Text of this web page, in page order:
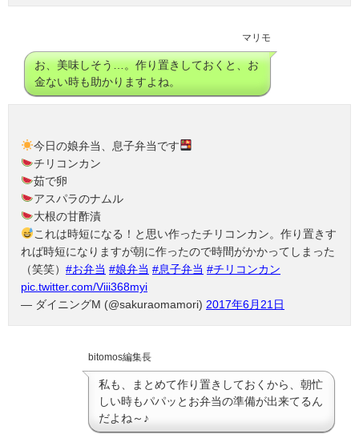
マリモ
お、美味しそう…。作り置きしておくと、お
金ない時も助かりますよね。
今日の娘弁当、息子弁当です
チリコンカン
茹で卵
アスパラのナムル
大根の甘酢漬
これは時短になる！と思い作ったチリコンカン。作り置きす
れば時短になりますが朝に作ったので時間がかかってしまった
（笑笑） #お弁当 #娘弁当 #息子弁当 #チリコンカン
pic.twitter.com/Viii368myi
— ダイニングM (@sakuraomamori) 2017年6月21日
bitomos編集長
私も、まとめて作り置きしておくから、朝忙
しい時もパパッとお弁当の準備が出来てるん
だよね～♪